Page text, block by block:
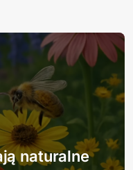
naturalne